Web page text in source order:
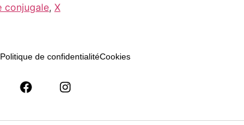
conjugale, X
Politique de confidentialitéCookies